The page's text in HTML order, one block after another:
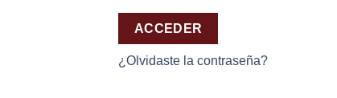
ACCEDER
¿Olvidaste la contraseña?